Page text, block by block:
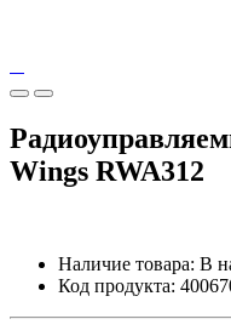
Wings RWA312
Наличие товара: В
Код продукта: